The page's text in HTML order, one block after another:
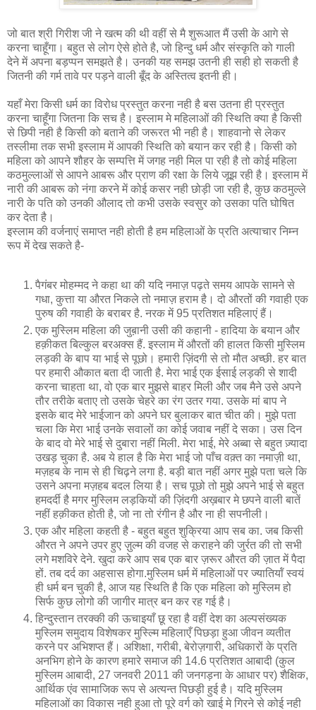
जो बात श्री गिरीश जी ने खत्म की थी वहीं से मै शुरूआत मैं उसी के आगे से
करना चाहूँगा। बहुत से लोग ऐसे होते है, जो हिन्दु धर्म और संस्कृति को गाली
देने में अपना बड़प्‍पन समझते है। उनकी यह समझ उतनी ही सही हो सकती है
जितनी की गर्म तावे पर पड़ने वाली बूँद के अस्तित्‍व इतनी ही।
यहाँ मेरा किसी धर्म का विरोध प्रस्‍तुत करना नही है बस उतना ही प्रस्‍तुत
करना चाहूँगा जितना कि सच है। इस्लाम मे महिलाओं की स्थिति क्‍या है किसी
से छिपी नही है किसी को बताने की जरूरत भी नही है। शाहवानो से लेकर
तस्लीमा तक सभी इस्लाम में आपकी स्थिति को बयान कर रही है। किसी को
महिला को आपने शौहर के सम्पत्ति में जगह नही मिल पा रही है तो कोई महिला
कठमुल्लाओं से आपने आबरू और प्राण की रक्षा के लिये जूझ रही है। इस्लाम में
नारी की आबरू को नंगा करने में कोई कसर नही छोड़ी जा रही है, कुछ कठमुल्ले
नारी के पति को उनकी औलाद तो कभी उसके स्वसुर को उसका पति घोषित
कर देता है।
इस्लाम की वर्जनाएं समाप्‍त नही होती है हम महिलाओं के प्रति अत्याचार निम्‍न
रूप में देख सकते है-
पैगंबर मोहम्मद ने कहा था की यदि नमाज़ पढ़ते समय आपके सामने से
गधा, कुत्ता या औरत निकले तो नमाज़ हराम है। दो औरतों की गवाही एक
पुरुष की गवाही के बराबर है. नरक में 95 प्रतिशत महिलाएं हैं।
एक मुस्लिम महिला की जुब़ानी उसी की कहानी - हादिया के बयान और
हक़ीकत बिल्कुल बरअक्स हैं. इस्लाम में औरतों की हालत किसी मुस्लिम
लड़की के बाप या भाई से पूछो। हमारी ज़िंदगी से तो मौत अच्छी. हर बात
पर हमारी औकात बता दी जाती है. मेरा भाई एक ईसाई लड़की से शादी
करना चाहता था, वो एक बार मुझसे बाहर मिली और जब मैने उसे अपने
तौर तरीके बताए तो उसके चेहरे का रंग उतर गया. उसके मां बाप ने
इसके बाद मेरे भाईजान को अपने घर बुलाकर बात चीत की। मुझे पता
चला कि मेरा भाई उनके सवालों का कोई जवाब नहीं दे सका। उस दिन
के बाद वो मेरे भाई से दुबारा नहीं मिली. मेरा भाई, मेरे अब्बा से बहुत ज़्यादा
उखड़ चुका है. अब ये हाल है कि मेरा भाई जो पाँच वक़्त का नमाज़ी था,
मज़हब के नाम से ही चिढ़ने लगा है. बड़ी बात नहीं अगर मुझे पता चले कि
उसने अपना मज़हब बदल लिया है। सच पूछो तो मुझे अपने भाई से बहुत
हमदर्दी है मगर मुस्लिम लड़कियों की ज़िंदगी अख़बार मे छपने वाली बातें
नहीं हक़ीकत होती है, जो ना तो रंगीन है और ना ही सपनीली।
एक और महिला कहती है - बहुत बहुत शुक्रिया आप सब का. जब किसी
औरत ने अपने उपर हुए ज़ुल्म की वजह से कराहने की जुर्रत की तो सभी
लगे मशविरे देने. खुदा करे आप सब एक बार ज़रूर औरत की ज़ात में पैदा
हों. तब दर्द का अहसास होगा.मु‍स्लिम धर्म में महिलाओं पर ज्‍यातियॉं स्‍वयं
ही धर्म बन चुकी है, आज यह स्थिति है कि एक महिला को मुस्लिम हो
सिर्फ कुछ लोगो की जा‍गीर मात्र बन कर रह गई है।
हिन्दुस्तान तरक्की की ऊचाइयाँ छू रहा है वहीं देश का अल्पसंख्यक
मुस्लिम समुदाय विशेषकर मुस्ल्मि महिलाएँ पिछड़ा हुआ जीवन व्यतीत
करने पर अभिशप्त हैं। अशिक्षा, गरीबी, बेरोज़गारी, अधिकारों के प्रति
अनभिग होने के कारण हमारे समाज की 14.6 प्रतिशत आबादी (कुल
मुस्लिम आबादी, 27 जनवरी 2011 की जनगड़ना के आधार पर) शैक्षिक,
आर्थिक एंव सामाजिक रूप से अत्यन्त पिछड़ी हुई है। यदि मुस्लिम
महिलाओं का विकास नही हुआ तो पूरे वर्ग को खाई मे गिरने से कोई नही